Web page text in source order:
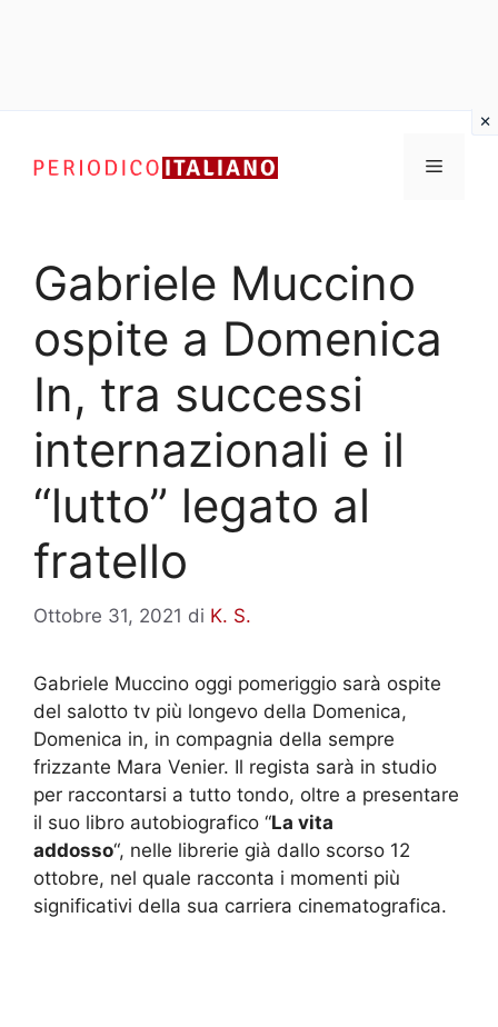
contenuto
Menu
Gabriele Muccino
ospite a Domenica
In, tra successi
internazionali e il
“lutto” legato al
fratello
Ottobre 31, 2021 di K. S.
Gabriele Muccino oggi pomeriggio sarà ospite
del salotto tv più longevo della Domenica,
Domenica in, in compagnia della sempre
frizzante Mara Venier. Il regista sarà in studio
per raccontarsi a tutto tondo, oltre a presentare
il suo libro autobiografico “La vita
addosso“, nelle librerie già dallo scorso 12
ottobre, nel quale racconta i momenti più
significativi della sua carriera cinematografica.